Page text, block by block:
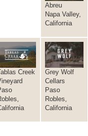
Abreu
Napa Valley,
California
Creek
Grey Wolf
Cellars
Paso
Robles,
California